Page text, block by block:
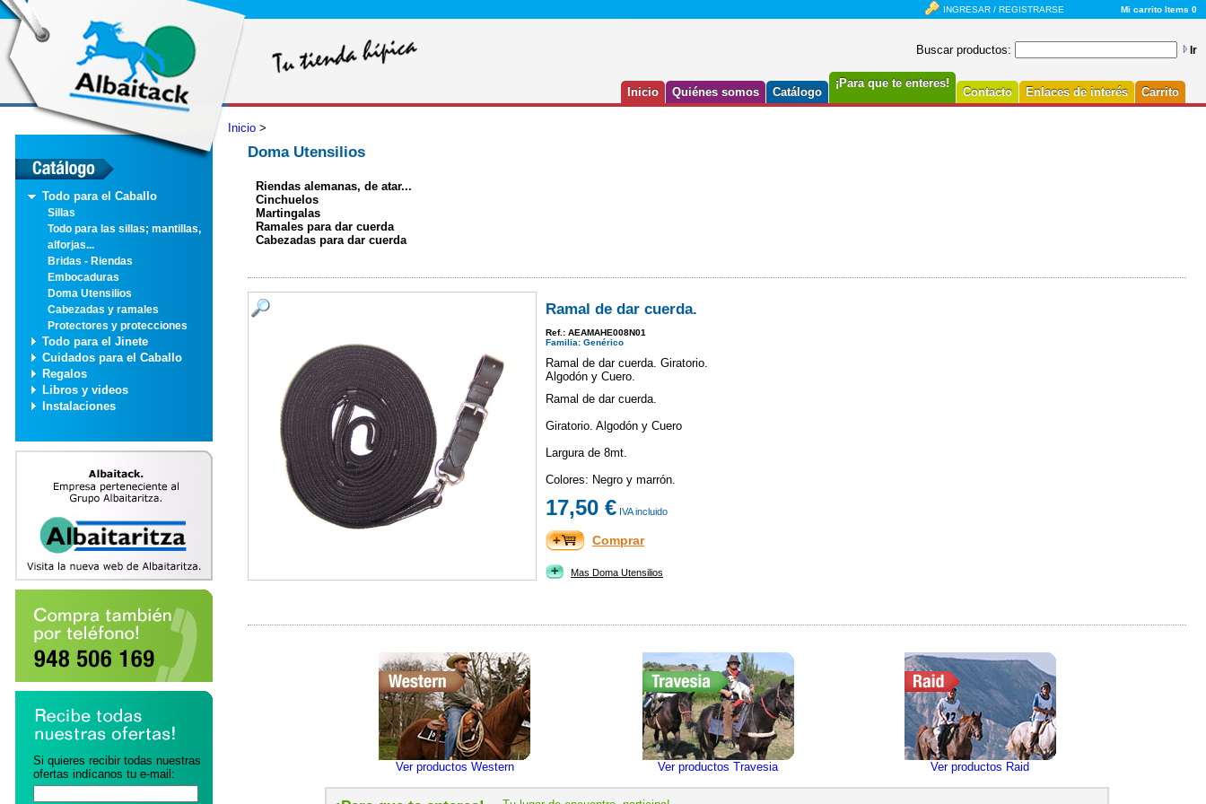
INGRESAR / REGISTRARSE Mi carrito Items 0
Buscar productos: Ir
Inicio Quiénes somos Catálogo
¡Para que te enteres!
Contacto Enlaces de interés Carrito
Inicio >
Todo para el Caballo
Sillas
Todo para las sillas; mantillas,
alforjas...
Bridas - Riendas
Embocaduras
Doma Utensilios
Cabezadas y ramales
Protectores y protecciones
Todo para el Jinete
Cuidados para el Caballo
Regalos
Libros y videos
Instalaciones
Si quieres recibir todas nuestras
ofertas indícanos tu e-mail:
Doma Utensilios
Riendas alemanas, de atar...
Cinchuelos
Martingalas
Ramales para dar cuerda
Cabezadas para dar cuerda
Ramal de dar cuerda.
Ref.: AEAMAHE008N01
Familia: Genérico
Ramal de dar cuerda. Giratorio.
Algodón y Cuero.
Ramal de dar cuerda.
Giratorio. Algodón y Cuero
Largura de 8mt.
Colores: Negro y marrón.
17,50 € IVA incluido
Comprar
Mas Doma Utensilios
Ver productos Western Ver productos Travesia Ver productos Raid